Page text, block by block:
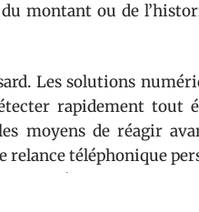
montant ou de
Les solutions
rapidement tout
moyens de réagir
relance téléphonique